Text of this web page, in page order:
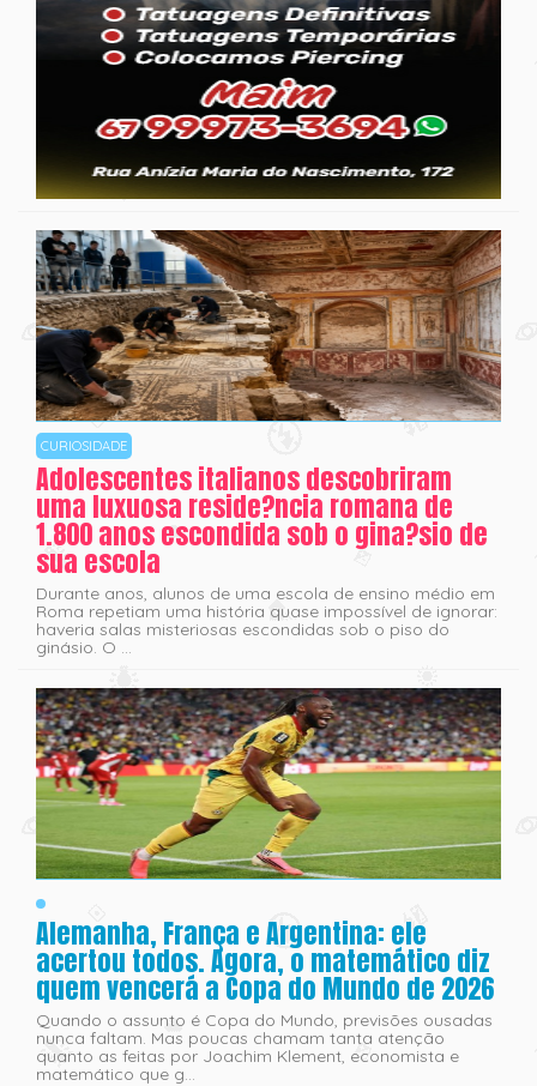
CURIOSIDADE
Adolescentes italianos descobriram
uma luxuosa reside?ncia romana de
1.800 anos escondida sob o gina?sio de
sua escola
Durante anos, alunos de uma escola de ensino médio em
Roma repetiam uma história quase impossível de ignorar:
haveria salas misteriosas escondidas sob o piso do
ginásio. O ...
Alemanha, França e Argentina: ele
acertou todos. Agora, o matemático diz
quem vencerá a Copa do Mundo de 2026
Quando o assunto é Copa do Mundo, previsões ousadas
nunca faltam. Mas poucas chamam tanta atenção
quanto as feitas por Joachim Klement, economista e
matemático que g...